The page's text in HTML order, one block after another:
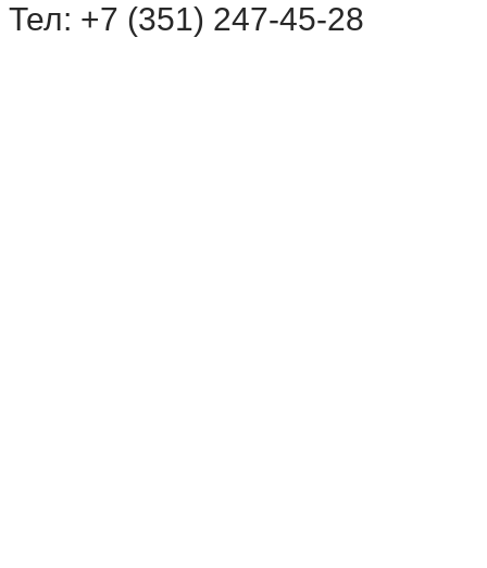
Тел: +7 (351) 247-45-28